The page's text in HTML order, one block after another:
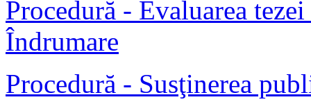
Procedură - Evaluarea
Îndrumare
Procedură - Susţinerea